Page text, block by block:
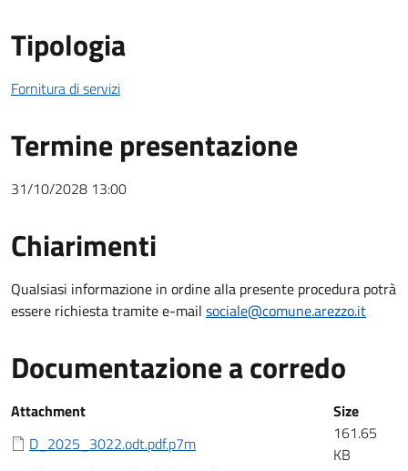
Tipologia
Fornitura di servizi
Termine presentazione
31/10/2028 13:00
Chiarimenti
Chiarimenti
Qualsiasi informazione in ordine alla presente procedura potrà
essere richiesta tramite e-mail sociale@comune.arezzo.it
Documentazione a corredo
Documentazione a corredo
Attachment
Size
D_2025_3022.odt.pdf.p7m
161.65
KB